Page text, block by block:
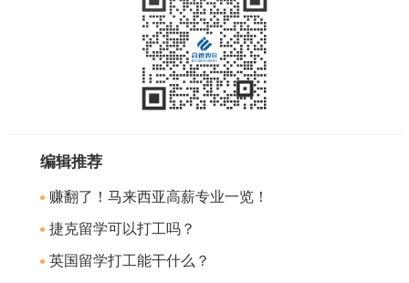
编辑推荐
赚翻了！马来西亚高薪专业一览！
捷克留学可以打工吗？
英国留学打工能干什么？